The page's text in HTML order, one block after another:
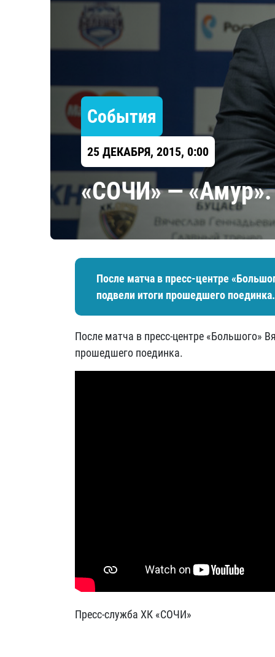
Локомотив
Северсталь
Шанхайские Драконы
События
25 ДЕКАБРЯ, 2015, 0:00
«СОЧИ» — «Амур».
После матча в пресс-центре
подвели итоги прошедшего поединка.
После матча в пресс-центре «Большого»
прошедшего поединка.
Пресс-служба ХК «СОЧИ»